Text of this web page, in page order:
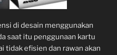
di desain menggunakan
saat itu penggunaan kartu
tidak efisien dan rawan akan